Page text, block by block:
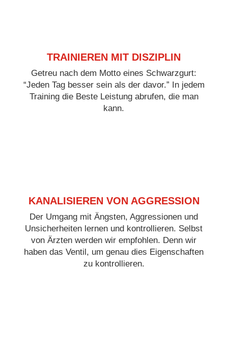
TRAINIEREN MIT DISZIPLIN
Getreu nach dem Motto eines Schwarzgurt:
“Jeden Tag besser sein als der davor.” In jedem
Training die Beste Leistung abrufen, die man
kann.
KANALISIEREN VON AGGRESSION
Der Umgang mit Ängsten, Aggressionen und
Unsicherheiten lernen und kontrollieren. Selbst
von Ärzten werden wir empfohlen. Denn wir
haben das Ventil, um genau dies Eigenschaften
zu kontrollieren.